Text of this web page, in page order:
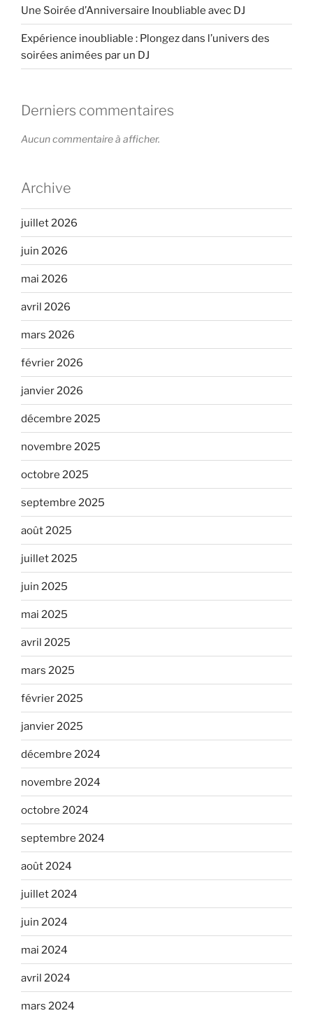
Une Soirée d’Anniversaire Inoubliable avec DJ
Expérience inoubliable : Plongez dans l’univers des
soirées animées par un DJ
Derniers commentaires
Aucun commentaire à afficher.
Archive
juillet 2026
juin 2026
mai 2026
avril 2026
mars 2026
février 2026
janvier 2026
décembre 2025
novembre 2025
octobre 2025
septembre 2025
août 2025
juillet 2025
juin 2025
mai 2025
avril 2025
mars 2025
février 2025
janvier 2025
décembre 2024
novembre 2024
octobre 2024
septembre 2024
août 2024
juillet 2024
juin 2024
mai 2024
avril 2024
mars 2024